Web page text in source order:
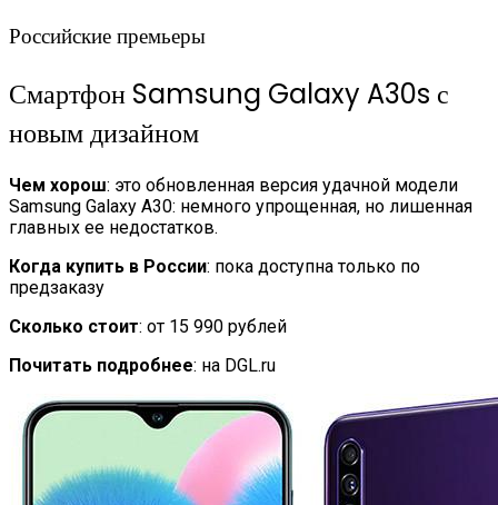
Российские премьеры
Смартфон Samsung Galaxy A30s с
новым дизайном
Чем хорош: это обновленная версия удачной модели
Samsung Galaxy A30: немного упрощенная, но лишенная
главных ее недостатков.
Когда купить в России: пока доступна только по
предзаказу
Сколько стоит: от 15 990 рублей
Почитать подробнее: на DGL.ru